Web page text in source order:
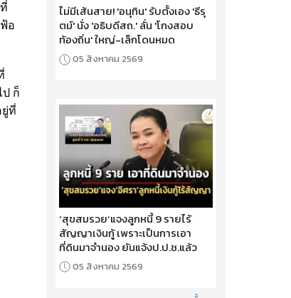
อ
ก็
ยู่ที่
ไม่มีเส้นสาย! 'อนุทิน' รับตั้งเอง 'ธีรุ
ตม์' นั่ง 'อธิบดีสถ.' ลั่น 'โกงสอบ
ท้องถิ่น' ใหญ่-เล็กโดนหมด
05 สิงหาคม 2569
‘สุขสมรวย’แจงลูกหนี้ 9 รายไร้
สัญญาเงินกู้ เพราะเป็นการเอา
ที่ดินมาจำนอง ยันแจ้งป.ป.ช.แล้ว
05 สิงหาคม 2569